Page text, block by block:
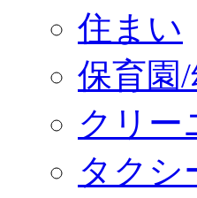
住まい
保育園
クリー
タクシ